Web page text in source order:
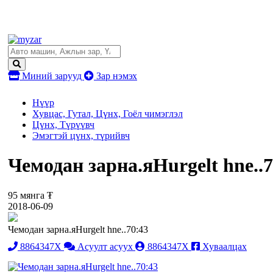
Миний зарууд Зар нэмэх
Нүүр
Хувцас, Гутал, Цүнх, Гоёл чимэглэл
Цүнх, Түрүүвч
Эмэгтэй цүнх, түрийвч
Чемодан зарна.яHurgelt
95 мянга ₮
2018-06-09
Чемодан зарна.яHurgelt hne..70:43
8864347X
Асуулт асуух 8864347X Хуваалцах